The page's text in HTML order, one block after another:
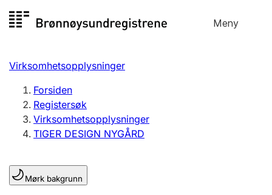
til
Meny
Registersøk
Aksjeselskap
Enkeltpersonforetak
Registrere, endre, slette
Lag og forening
Virksomhetsopplysninger
Forsiden
Registersøk
Virksomhetsopplysninger
TIGER DESIGN NYGÅRD
Mørk bakgrunn